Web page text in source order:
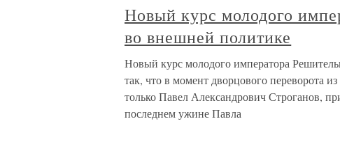
Новый курс молодого
во внешней политике
Новый курс молодого императора
так, что в момент дворцового переворота
только Павел Александрович Строганов,
последнем ужине Павла